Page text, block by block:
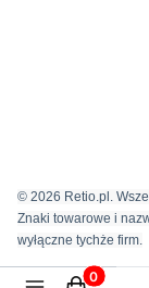
© 2026 Retio.pl.
Znaki towarowe i
wyłączne tychże firm.